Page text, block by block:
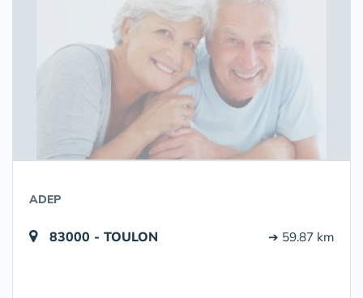
ADEP
83000 - TOULON ➔ 59.87 km